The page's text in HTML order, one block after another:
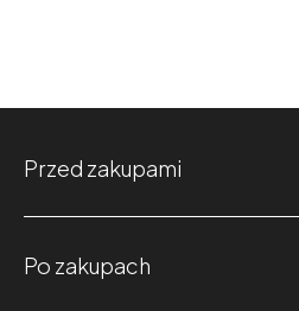
Przed zakupami
Po zakupach